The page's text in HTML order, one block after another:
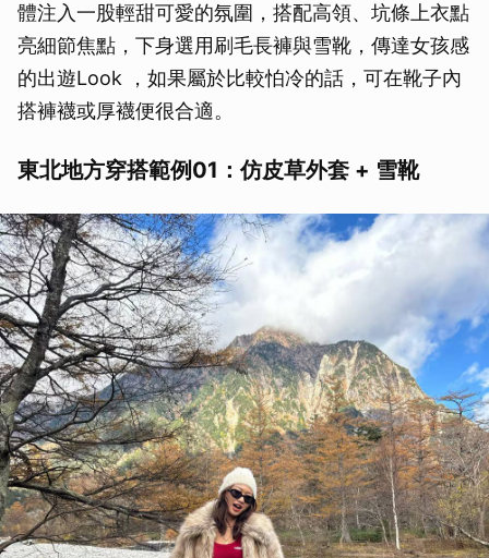
體注入一股輕甜可愛的氛圍，搭配高領、坑條上衣點
亮細節焦點，下身選用刷毛長褲與雪靴，傳達女孩感
的出遊Look ，如果屬於比較怕冷的話，可在靴子內
搭褲襪或厚襪便很合適。
東北地方穿搭範例01：仿皮草外套 + 雪靴